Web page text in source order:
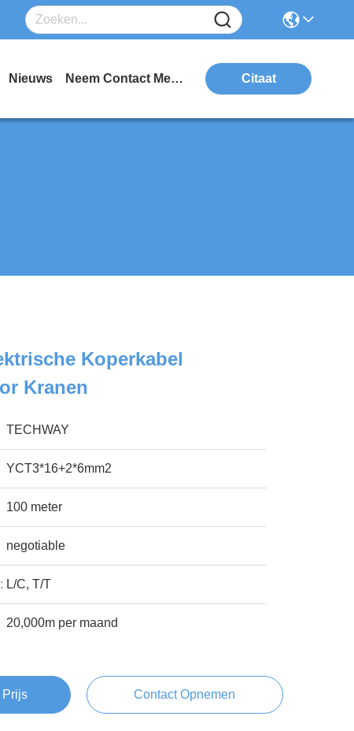
Nieuws Neem Contact Met Ons Op Citaat
Koperkabel
Kranen
TECHWAY
YCT3*16+2*6mm2
100 meter
negotiable
L/C, T/T
20,000m per maand
Prijs Contact Opnemen